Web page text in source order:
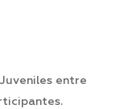
entre